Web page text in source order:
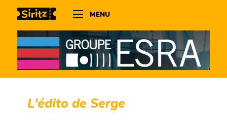
MENU
L'édito de Serge